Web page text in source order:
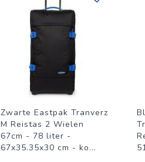
Zwarte Eastpak Tranverz
M Reistas 2 Wielen
67cm - 78 liter -
67x35.35x30 cm - ko...